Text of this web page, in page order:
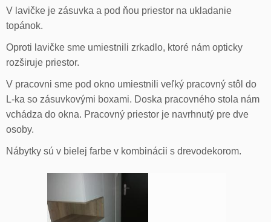
V lavičke je zásuvka a pod ňou priestor na ukladanie
topánok.
Oproti lavičke sme umiestnili zrkadlo, ktoré nám opticky
rozširuje priestor.
V pracovni sme pod okno umiestnili veľký pracovný stôl do
L-ka so zásuvkovými boxami. Doska pracovného stola nám
vchádza do okna. Pracovný priestor je navrhnutý pre dve
osoby.
Nábytky sú v bielej farbe v kombinácii s drevodekorom.